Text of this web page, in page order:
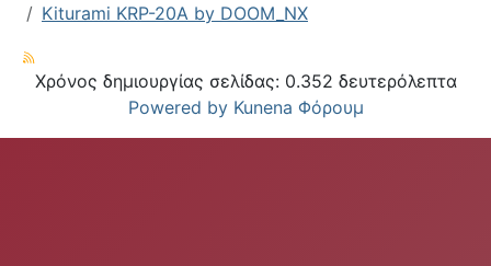
Kiturami KRP-20A by DOOM_NX
Χρόνος δημιουργίας σελίδας: 0.352 δευτερόλεπτα
Powered by Kunena Φόρουμ